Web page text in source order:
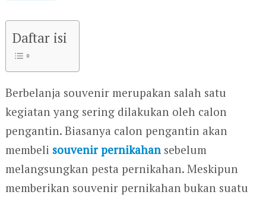
Daftar isi
Berbelanja souvenir merupakan salah satu
kegiatan yang sering dilakukan oleh calon
pengantin. Biasanya calon pengantin akan
membeli souvenir pernikahansebelum
melangsungkan pesta pernikahan. Meskipun
memberikan souvenir pernikahan bukan suatu